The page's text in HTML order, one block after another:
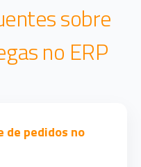
sobre
no ERP
de pedidos no